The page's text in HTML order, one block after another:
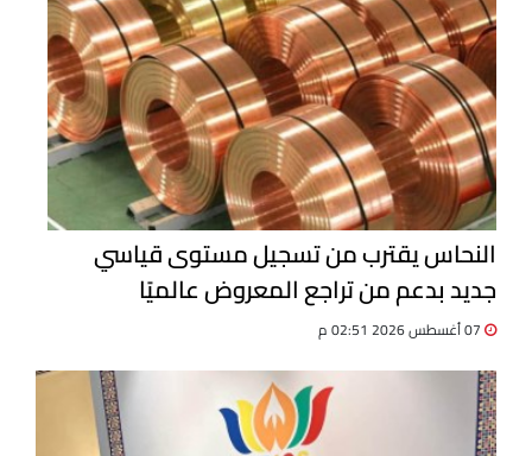
النحاس يقترب من تسجيل مستوى قياسي
جديد بدعم من تراجع المعروض عالميًا